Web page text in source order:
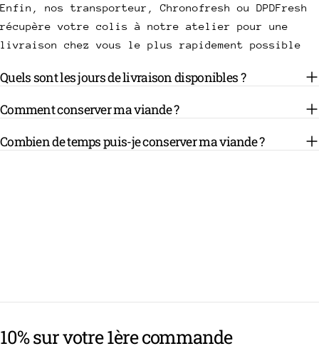
Enfin, nos transporteur, Chronofresh ou DPDFresh
récupère votre colis à notre atelier pour une
livraison chez vous le plus rapidement possible
Quels sont les jours de livraison disponibles ?
Comment conserver ma viande ?
Combien de temps puis-je conserver ma viande ?
10% sur votre 1ère commande